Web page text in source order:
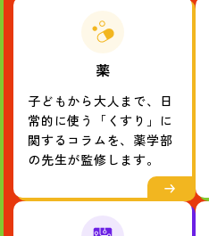
薬
子どもから大人まで、日
常的に使う「くすり」に
関するコラムを、薬学部
の先生が監修します。